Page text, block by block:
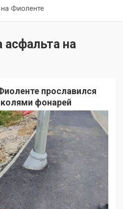
Фиоленте
асфальта на
прославился
фонарей